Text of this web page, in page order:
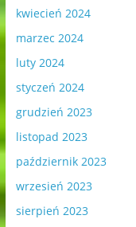
kwiecień 2024
marzec 2024
luty 2024
styczeń 2024
grudzień 2023
listopad 2023
październik 2023
wrzesień 2023
sierpień 2023